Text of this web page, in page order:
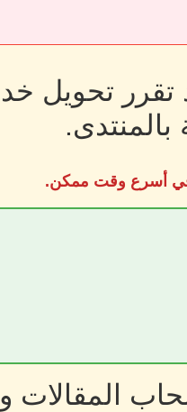
تقرر تحويل
في أسرع وقت ممكن.
المقالات